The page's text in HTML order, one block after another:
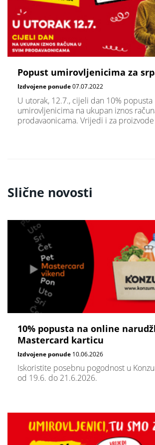
Popust umirovljenicima za
Izdvojene ponude07.07.2022
U utorak, 12.7., cijeli dan 10% popusta
umirovljenicima na ukupan iznos
prodavaonicama. Vrijedi i za
Slične novosti
10% popusta na online
Mastercard karticu
Izdvojene ponude 10.06.2026
Iskoristite posebnu pogodnost u
od 19.6. do 21.6.2026.